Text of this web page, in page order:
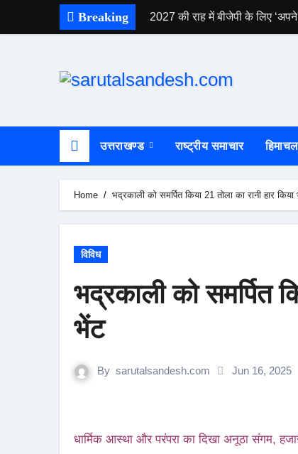
Breaking 2027 की राह में बीजेपी के लिए
उत्तराखण्ड राष्ट्रीय समाचार
Home भद्रकाली को समर्पित किया 21 तोला का रानी हार
विविध
भद्रकाली को समर्पित
भेंट
By sarutalsandesh.com Jun 16, 2025
धार्मिक आस्था और परंपरा का दिखा अनूठा संगम,